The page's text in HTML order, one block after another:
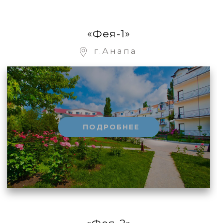
«Фея-1»
г.Анапа
ПОДРОБНЕЕ